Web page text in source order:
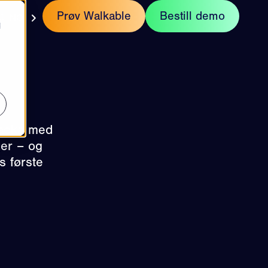
Prøv Walkable Bestill demo
med
– og
første